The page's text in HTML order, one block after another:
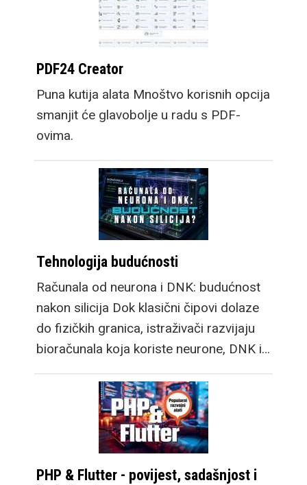
PDF24 Creator
Puna kutija alata Mnoštvo korisnih opcija
smanjit će glavobolje u radu s PDF-
ovima.
Tehnologija budućnosti
Računala od neurona i DNK: budućnost
nakon silicija Dok klasični čipovi dolaze
do fizičkih granica, istraživači razvijaju
bioračunala koja koriste neurone, DNK i…
PHP & Flutter - povijest, sadašnjost i